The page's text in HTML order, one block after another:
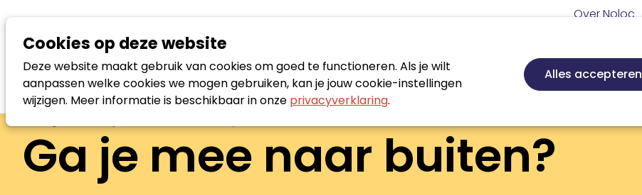
Cookies op deze website
Deze website maakt gebruik van cookies om goed te functioneren. Als je wilt
aanpassen welke cookies we mogen gebruiken, kan je jouw cookie-instellingen
wijzigen. Meer informatie is beschikbaar in onze privacyverklaring.
Alles accepteren
Nieuws Agenda Certificeren Vakgebied
Meta
Over Noloc
Ga je mee naar buiten?